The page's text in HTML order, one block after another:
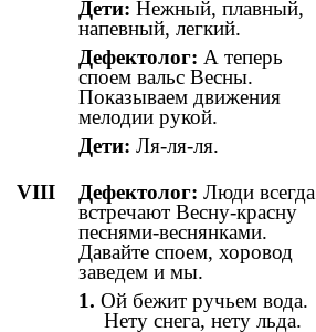
Дети: Нежный, плавный,
напевный, легкий.
Дефектолог: А теперь
споем вальс Весны.
Показываем движения
мелодии рукой.
Дети: Ля-ля-ля.
VIII
Дефектолог: Люди всегда
встречают Весну-красну
песнями-веснянками.
Давайте споем, хоровод
заведем и мы.
1. Ой бежит ручьем вода.
Нету снега, нету льда.